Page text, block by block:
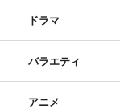
ドラマ
バラエティ
アニメ